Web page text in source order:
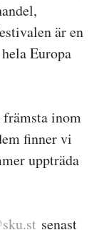
är en
Europa
främsta inom
finner vi
uppträda
senast